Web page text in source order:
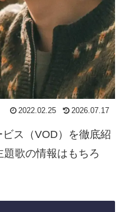
2022.02.25 2026.07.17
ス（VOD）を徹底紹
歌の情報はもちろ